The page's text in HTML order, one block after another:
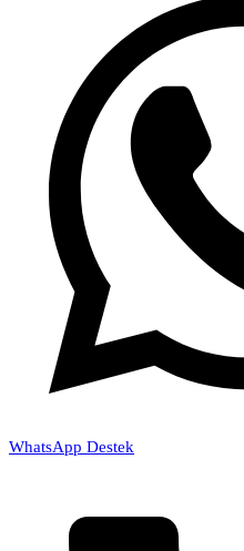
WhatsApp Destek